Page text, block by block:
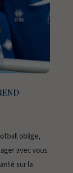
oblige,
avec vous
sur la